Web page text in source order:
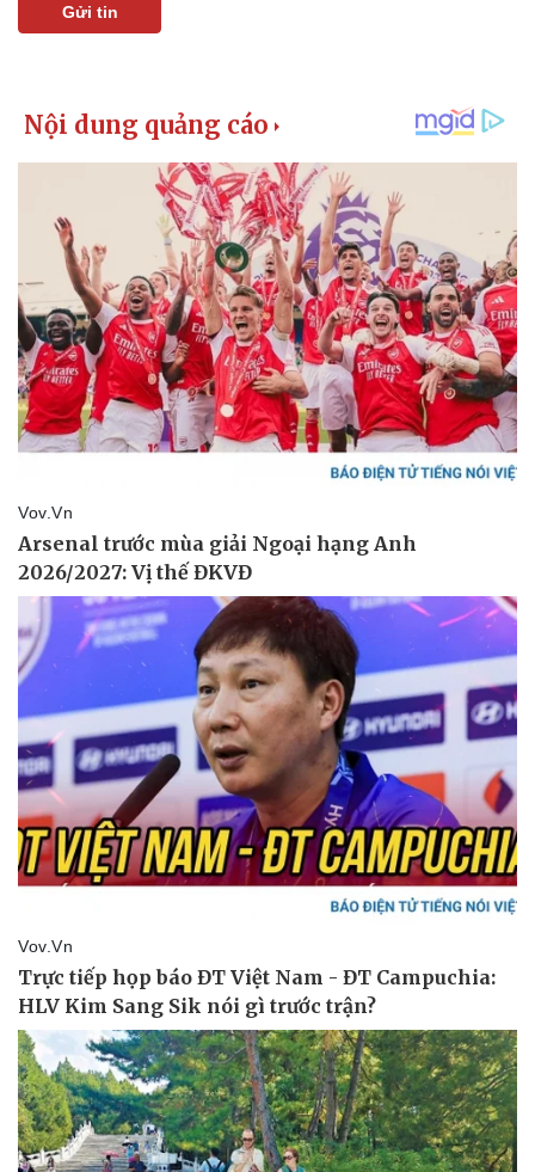
Vụ án
Tin nóng
Tư vấn luật
Quân sự - Quốc phòng
Vũ khí
Việt Nam
Phân tích
Gửi tin